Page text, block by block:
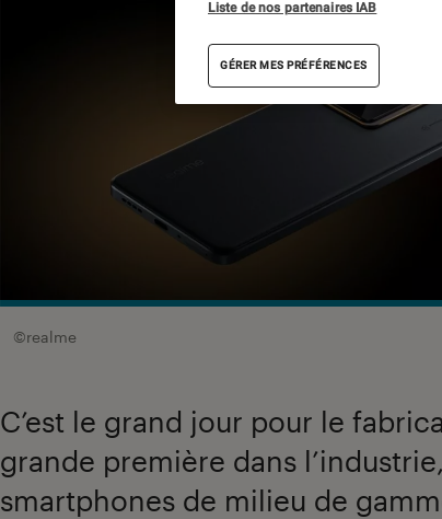
©realme
C’est le grand jour pour le
grande première dans
smartphones de milieu de
Liste de nos partenaires IAB
GÉRER MES PRÉFÉRENCES